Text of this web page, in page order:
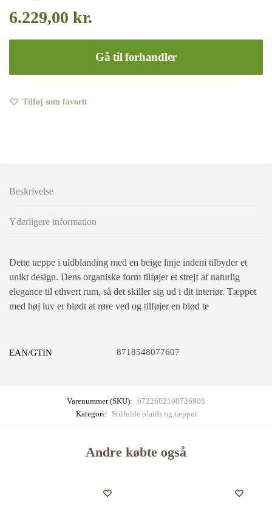
6.229,00 kr.
Gå til forhandler
Tilføj som favorit
Beskrivelse
Yderligere information
Dette tæppe i uldblanding med en beige linje indeni tilbyder et
unikt design. Dens organiske form tilføjer et strejf af naturlig
elegance til ethvert rum, så det skiller sig ud i dit interiør. Tæppet
med høj luv er blødt at røre ved og tilføjer en blød te
EAN/GTIN 8718548077607
Varenummer (SKU): 6722602108726908
Kategori:
Stilfulde plaids og tæpper
Andre købte også